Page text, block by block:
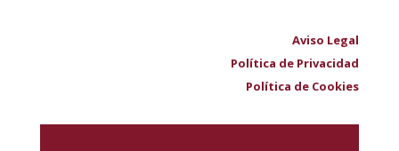
Aviso Legal
Política de Privacidad
Política de Cookies